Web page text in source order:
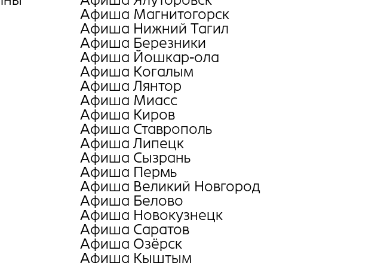
Афиша Магнитогорск
Афиша Нижний Тагил
Афиша Березники
Афиша Йошкар-ола
Афиша Когалым
Афиша Лянтор
Афиша Миасс
Афиша Киров
Афиша Ставрополь
Афиша Липецк
Афиша Сызрань
Афиша Пермь
Афиша Великий Новгород
Афиша Белово
Афиша Новокузнецк
Афиша Саратов
Афиша Озёрск
Афиша Кыштым